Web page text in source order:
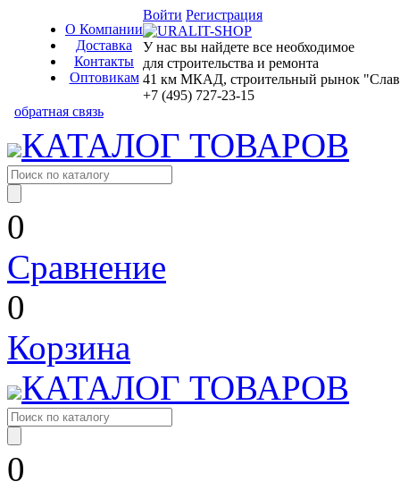
О Компании
Доставка
Контакты
Оптовикам
Войти Регистрация
У нас вы найдете все необходимое
для строительства и ремонта
41 км МКАД, строительный рынок
+7 (495) 727-23-15
обратная связь
КАТАЛОГ ТОВАРОВ
0
Сравнение
0
Корзина
КАТАЛОГ ТОВАРОВ
0